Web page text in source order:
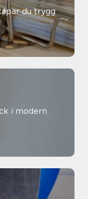
du trygg
i modern